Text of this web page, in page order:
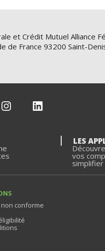
et Crédit Mutuel Alliance
de France 93200 Saint-
LES
vos
simplifier
conforme